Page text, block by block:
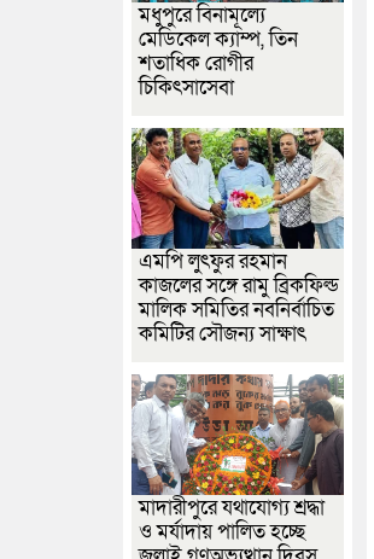
মধুপুরে বিনামূল্যে
মেডিকেল ক্যাম্প, তিন
শতাধিক রোগীর
চিকিৎসাসেবা
এমপি লুৎফুর রহমান
কাজলের সঙ্গে রামু ব্রিকফিল্ড
মালিক সমিতির নবনির্বাচিত
কমিটির সৌজন্য সাক্ষাৎ
মাদারীপুরে যথাযোগ্য শ্রদ্ধা
ও মর্যাদায় পালিত হচ্ছে